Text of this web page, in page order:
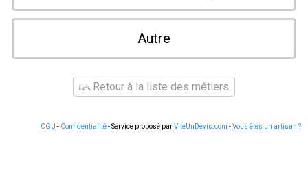
Autre
Retour à la liste des métiers
CGU - Confidentialité- Service proposé parViteUnDevis.com -Vous êtes un artisan ?